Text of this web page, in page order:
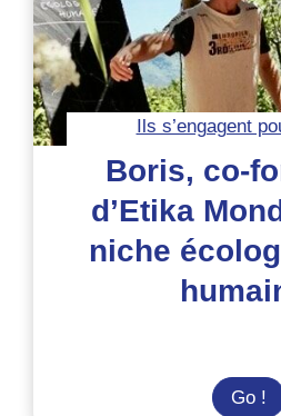
Ils s’engagent
Boris, co-
d’Etika
niche
Go !